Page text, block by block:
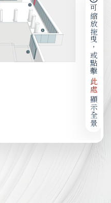
可縮放拖曳，或點擊
此處
顯示全景